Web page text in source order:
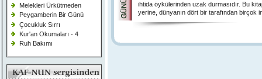
Melekleri Ürkütmeden
Peygamberin Bir Günü
Çocukluk Sırrı
Kur'an Okumaları - 4
Ruh Bakımı
ihtida öykülerinden uzak durmasıdır. Bu
yerine, dünyanın dört bir tarafından birçok